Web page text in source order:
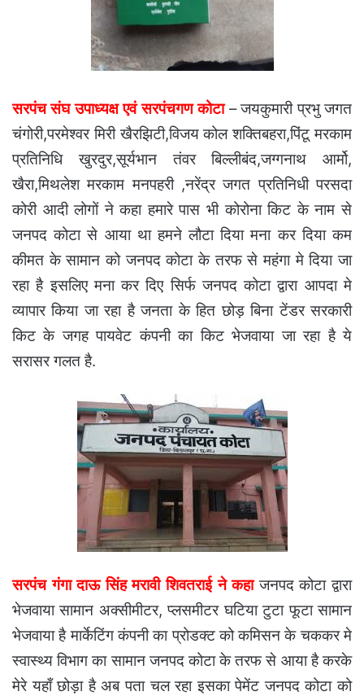
सरपंच संघ उपाध्यक्ष एवं सरपंचगण कोटा– जयकुमारी प्रभु जगत
चंगोरी,परमेश्वर मिरी खैरझिटी,विजय कोल शक्तिबहरा,पिंटू मरकाम
प्रतिनिधि खुरदुर,सूर्यभान तंवर बिल्लीबंद,जग्गनाथ आर्मो,
खैरा,मिथलेश मरकाम मनपहरी ,नरेंद्र जगत प्रतिनिधी परसदा
कोरी आदी लोगों ने कहा हमारे पास भी कोरोना किट के नाम से
जनपद कोटा से आया था हमने लौटा दिया मना कर दिया कम
कीमत के सामान को जनपद कोटा के तरफ से महंगा मे दिया जा
रहा है इसलिए मना कर दिए सिर्फ जनपद कोटा द्वारा आपदा मे
व्यापार किया जा रहा है जनता के हित छोड़ बिना टेंडर सरकारी
किट के जगह पायवेट कंपनी का किट भेजवाया जा रहा है ये
सरासर गलत है.
सरपंच गंगा दाऊ सिंह मरावी शिवतराई ने कहाजनपद कोटा द्वारा
भेजवाया सामान अक्सीमीटर, प्लसमीटर घटिया टुटा फूटा सामान
भेजवाया है मार्केटिंग कंपनी का प्रोडक्ट को कमिसन के चककर मे
स्वास्थ्य विभाग का सामान जनपद कोटा के तरफ से आया है करके
मेरे यहाँ छोड़ा है अब पता चल रहा इसका पेमेंट जनपद कोटा को